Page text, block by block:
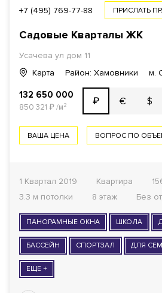
+7 (495) 769-77-88 ПРИСЛАТЬ
Садовые Кварталы ЖК
Усачева ул дом 11
Карта
Район: Хамовники м.
132 650 000
850 321 ₽/м² ₽ € $
ВАША ЦЕНА ВОПРОС ПО
1 Квартал 2019 Квартира
3.3 м потолки
8 этаж Без
ПАНОРАМНЫЕ ОКНА ШКОЛА
БАССЕЙН СПОРТЗАЛ ДЛЯ
ЕЩЕ +